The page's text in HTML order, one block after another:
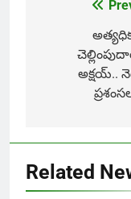
navigation
అక్షయ్..
Related